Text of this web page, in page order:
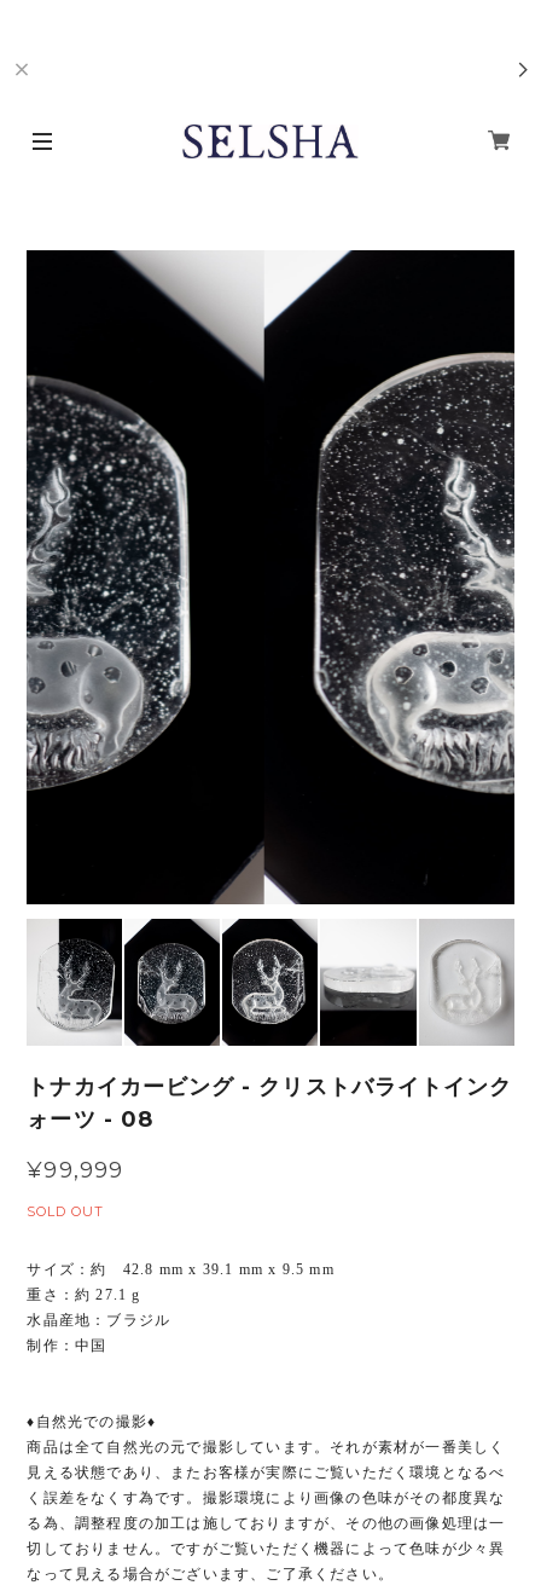
トナカイカービング - クリストバライトインク
ォーツ - 08
¥99,999
SOLD OUT
サイズ：約 42.8 mm x 39.1 mm x 9.5 mm
重さ：約 27.1 g
水晶産地：ブラジル
制作：中国
♦︎自然光での撮影♦︎
商品は全て自然光の元で撮影しています。それが素材が一番美しく
見える状態であり、またお客様が実際にご覧いただく環境となるべ
く誤差をなくす為です。撮影環境により画像の色味がその都度異な
る為、調整程度の加工は施しておりますが、その他の画像処理は一
切しておりません。ですがご覧いただく機器によって色味が少々異
なって見える場合がございます、ご了承ください。